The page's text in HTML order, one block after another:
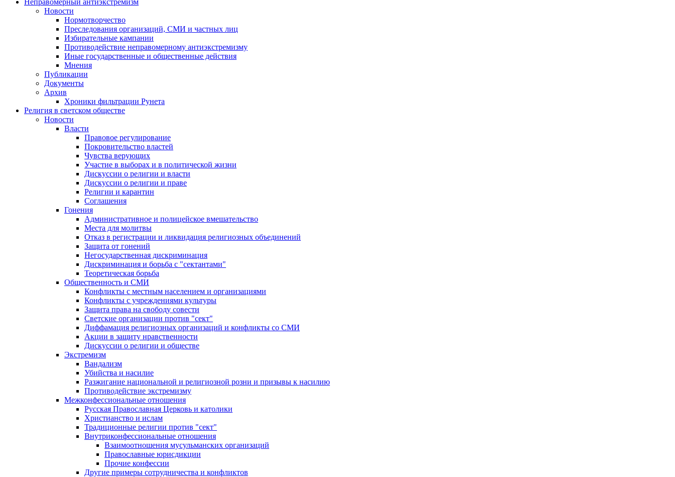
Неправомерный антиэкстремизм
Новости
Нормотворчество
Преследования организаций, СМИ и частных лиц
Избирательные кампании
Противодействие неправомерному антиэкстремизму
Иные государственные и общественные действия
Мнения
Публикации
Документы
Архив
Хроники фильтрации Рунета
Религия в светском обществе
Новости
Власти
Правовое регулирование
Покровительство властей
Чувства верующих
Участие в выборах и в политической жизни
Дискуссии о религии и власти
Дискуссии о религии и праве
Религии и карантин
Соглашения
Гонения
Административное и полицейское вмешательство
Места для молитвы
Отказ в регистрации и ликвидация религиозных объединений
Защита от гонений
Негосударственная дискриминация
Дискриминация и борьба с "сектантами"
Теоретическая борьба
Общественность и СМИ
Конфликты с местным населением и организациями
Конфликты с учреждениями культуры
Защита права на свободу совести
Светские организации против "сект"
Диффамация религиозных организаций и конфликты со СМИ
Акции в защиту нравственности
Дискуссии о религии и обществе
Экстремизм
Вандализм
Убийства и насилие
Разжигание национальной и религиозной розни и призывы к насилию
Противодействие экстремизму
Межконфессиональные отношения
Русская Православная Церковь и католики
Христианство и ислам
Традиционные религии против "сект"
Внутриконфессиональные отношения
Взаимоотношения мусульманских организаций
Православные юрисдикции
Прочие конфессии
Другие примеры сотрудничества и конфликтов